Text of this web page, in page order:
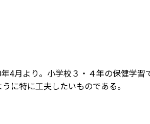
4月より。小学校３・４年の保健学
に特に工夫したいものである。